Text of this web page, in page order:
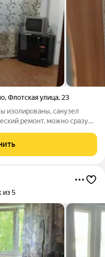
,Флотская улица, 23
изолированы, санузел
ремонт, можно сразу
2 этаж, окна выходят на
из 5